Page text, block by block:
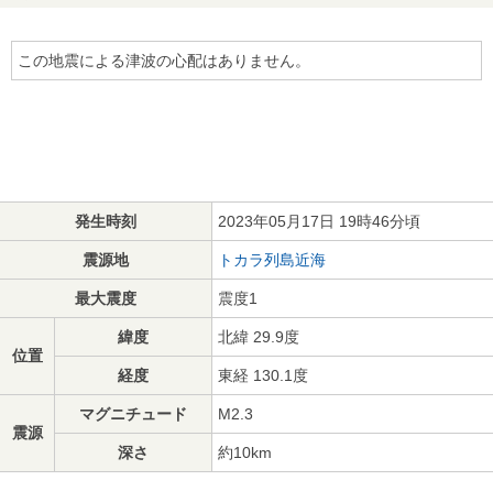
この地震による津波の心配はありません。
発生時刻 2023年05月17日 19時46分頃
震源地 トカラ列島近海
最大震度 震度1
位置
緯度 北緯 29.9度
経度 東経 130.1度
震源
マグニチュード M2.3
深さ 約10km